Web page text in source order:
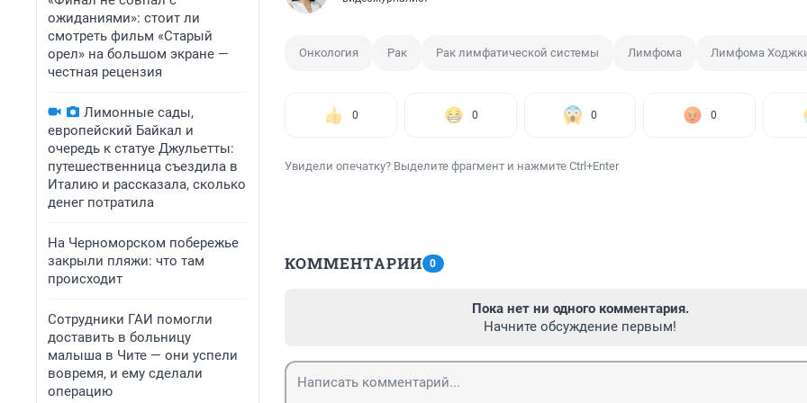
ожиданиями»: стоит ли
смотреть фильм «Старый
орел» на большом экране —
честная рецензия
Лимонные сады,
европейский Байкал и
очередь к статуе Джульетты:
путешественница съездила в
Италию и рассказала, сколько
денег потратила
На Черноморском побережье
закрыли пляжи: что там
происходит
Сотрудники ГАИ помогли
доставить в больницу
малыша в Чите — они успели
вовремя, и ему сделали
операцию
Онкология Рак Рак лимфатической системы Лимфома Лимфома
0 0 0 0
Увидели опечатку? Выделите фрагмент и нажмите Ctrl+Enter
КОММЕНТАРИИ 0
Пока нет ни одного комментария.
Начните обсуждение первым!